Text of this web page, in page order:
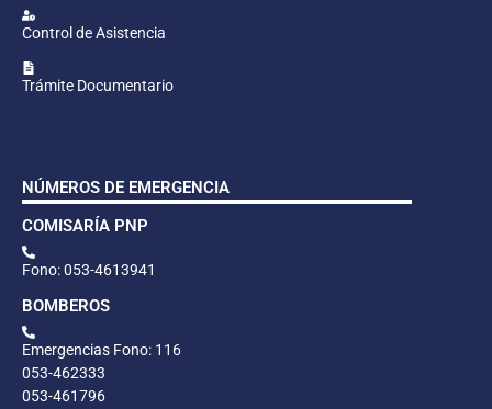
Control de Asistencia
Trámite Documentario
NÚMEROS DE EMERGENCIA
COMISARÍA PNP
Fono: 053-4613941
BOMBEROS
Emergencias Fono: 116
053-462333
053-461796